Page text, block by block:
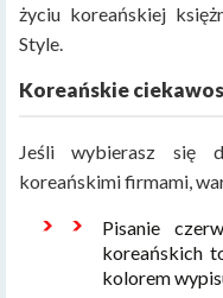
życiu koreańskiej
Style.
Koreańskie
Jeśli wybierasz się
koreańskimi firmami,
Pisanie
koreańskich
kolorem